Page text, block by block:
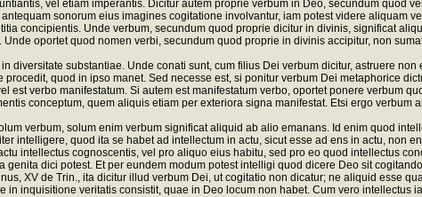
vel etiam imperantis. Dicitur autem proprie verbum in Deo, secundum quod
sonorum eius imagines cogitatione involvantur, iam potest videre aliquam
concipientis. Unde verbum, secundum quod proprie dicitur in divinis, significat
oportet quod nomen verbi, secundum quod proprie in divinis accipitur, non
substantiae. Unde conati sunt, cum filius Dei verbum dicitur, astruere
quod in ipso manet. Sed necesse est, si ponitur verbum Dei metaphorice
verbo manifestatum. Si autem est manifestatum verbo, oportet ponere verbum
conceptum, quem aliquis etiam per exteriora signa manifestat. Etsi ergo verbum
verbum, solum enim verbum significat aliquid ab alio emanans. Id enim quod
intelligere, quod ita se habet ad intellectum in actu, sicut esse ad ens in actu, non
intellectus cognoscentis, vel pro aliquo eius habitu, sed pro eo quod intellectus
dici potest. Et per eundem modum potest intelligi quod dicere Deo sit
XV de Trin., ita dicitur illud verbum Dei, ut cogitatio non dicatur; ne aliquid esse
inquisitione veritatis consistit, quae in Deo locum non habet. Cum vero intellectus